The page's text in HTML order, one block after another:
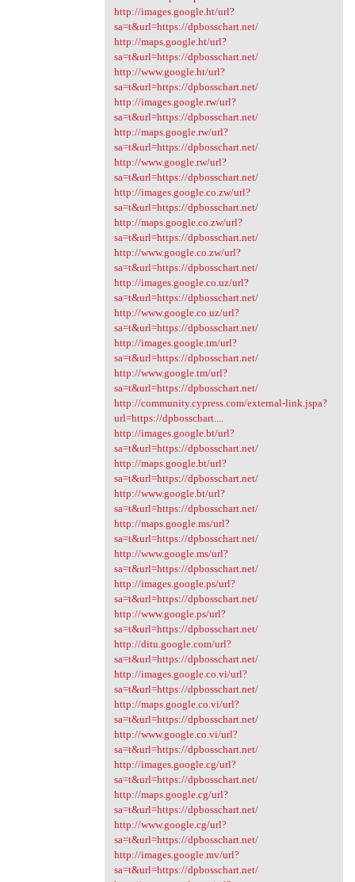
http://images.google.ht/url?
sa=t&url=https://dpbosschart.net/
http://maps.google.ht/url?
sa=t&url=https://dpbosschart.net/
http://www.google.ht/url?
sa=t&url=https://dpbosschart.net/
http://images.google.rw/url?
sa=t&url=https://dpbosschart.net/
http://maps.google.rw/url?
sa=t&url=https://dpbosschart.net/
http://www.google.rw/url?
sa=t&url=https://dpbosschart.net/
http://images.google.co.zw/url?
sa=t&url=https://dpbosschart.net/
http://maps.google.co.zw/url?
sa=t&url=https://dpbosschart.net/
http://www.google.co.zw/url?
sa=t&url=https://dpbosschart.net/
http://images.google.co.uz/url?
sa=t&url=https://dpbosschart.net/
http://www.google.co.uz/url?
sa=t&url=https://dpbosschart.net/
http://images.google.tm/url?
sa=t&url=https://dpbosschart.net/
http://www.google.tm/url?
sa=t&url=https://dpbosschart.net/
http://community.cypress.com/external-link.jspa?
url=https://dpbosschart....
http://images.google.bt/url?
sa=t&url=https://dpbosschart.net/
http://maps.google.bt/url?
sa=t&url=https://dpbosschart.net/
http://www.google.bt/url?
sa=t&url=https://dpbosschart.net/
http://maps.google.ms/url?
sa=t&url=https://dpbosschart.net/
http://www.google.ms/url?
sa=t&url=https://dpbosschart.net/
http://images.google.ps/url?
sa=t&url=https://dpbosschart.net/
http://www.google.ps/url?
sa=t&url=https://dpbosschart.net/
http://ditu.google.com/url?
sa=t&url=https://dpbosschart.net/
http://images.google.co.vi/url?
sa=t&url=https://dpbosschart.net/
http://maps.google.co.vi/url?
sa=t&url=https://dpbosschart.net/
http://www.google.co.vi/url?
sa=t&url=https://dpbosschart.net/
http://images.google.cg/url?
sa=t&url=https://dpbosschart.net/
http://maps.google.cg/url?
sa=t&url=https://dpbosschart.net/
http://www.google.cg/url?
sa=t&url=https://dpbosschart.net/
http://images.google.mv/url?
sa=t&url=https://dpbosschart.net/